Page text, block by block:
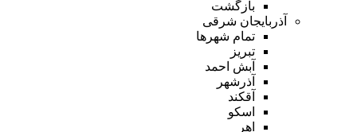
بازگشت
آذربایجان شرقی
تمام شهر‌ها
تبریز
آبش احمد
آذرشهر
آقکند
اسکو
اهر